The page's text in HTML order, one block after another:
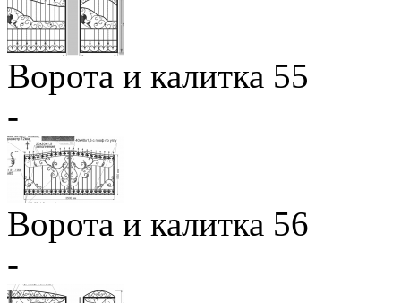
Ворота и калитка 55
-
Ворота и калитка 56
-